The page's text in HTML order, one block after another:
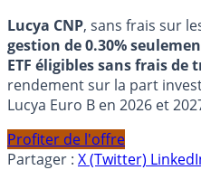
Lucya CNP, sans frais sur
gestion de 0.30%
ETF éligibles sans frais de
rendement sur la part
Lucya Euro B en 2026 et
Profiter de l'offre
Partager : X (Twitter)